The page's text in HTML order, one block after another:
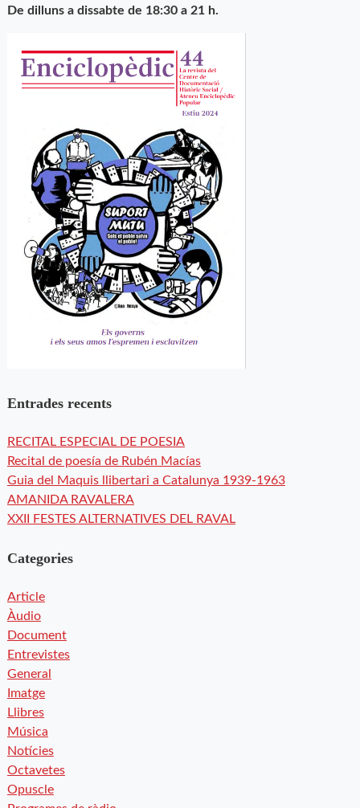
De dilluns a dissabte de 18:30 a 21 h.
Entrades recents
RECITAL ESPECIAL DE POESIA
Recital de poesía de Rubén Macías
Guia del Maquis llibertari a Catalunya 1939-1963
AMANIDA RAVALERA
XXII FESTES ALTERNATIVES DEL RAVAL
Categories
Article
Àudio
Document
Entrevistes
General
Imatge
Llibres
Música
Notícies
Octavetes
Opuscle